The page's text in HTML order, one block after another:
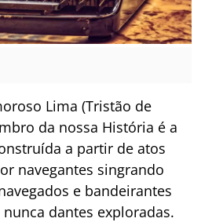
Lima (Tristão de
da nossa História é a
a partir de atos
navegantes singrando
e bandeirantes
dantes exploradas.